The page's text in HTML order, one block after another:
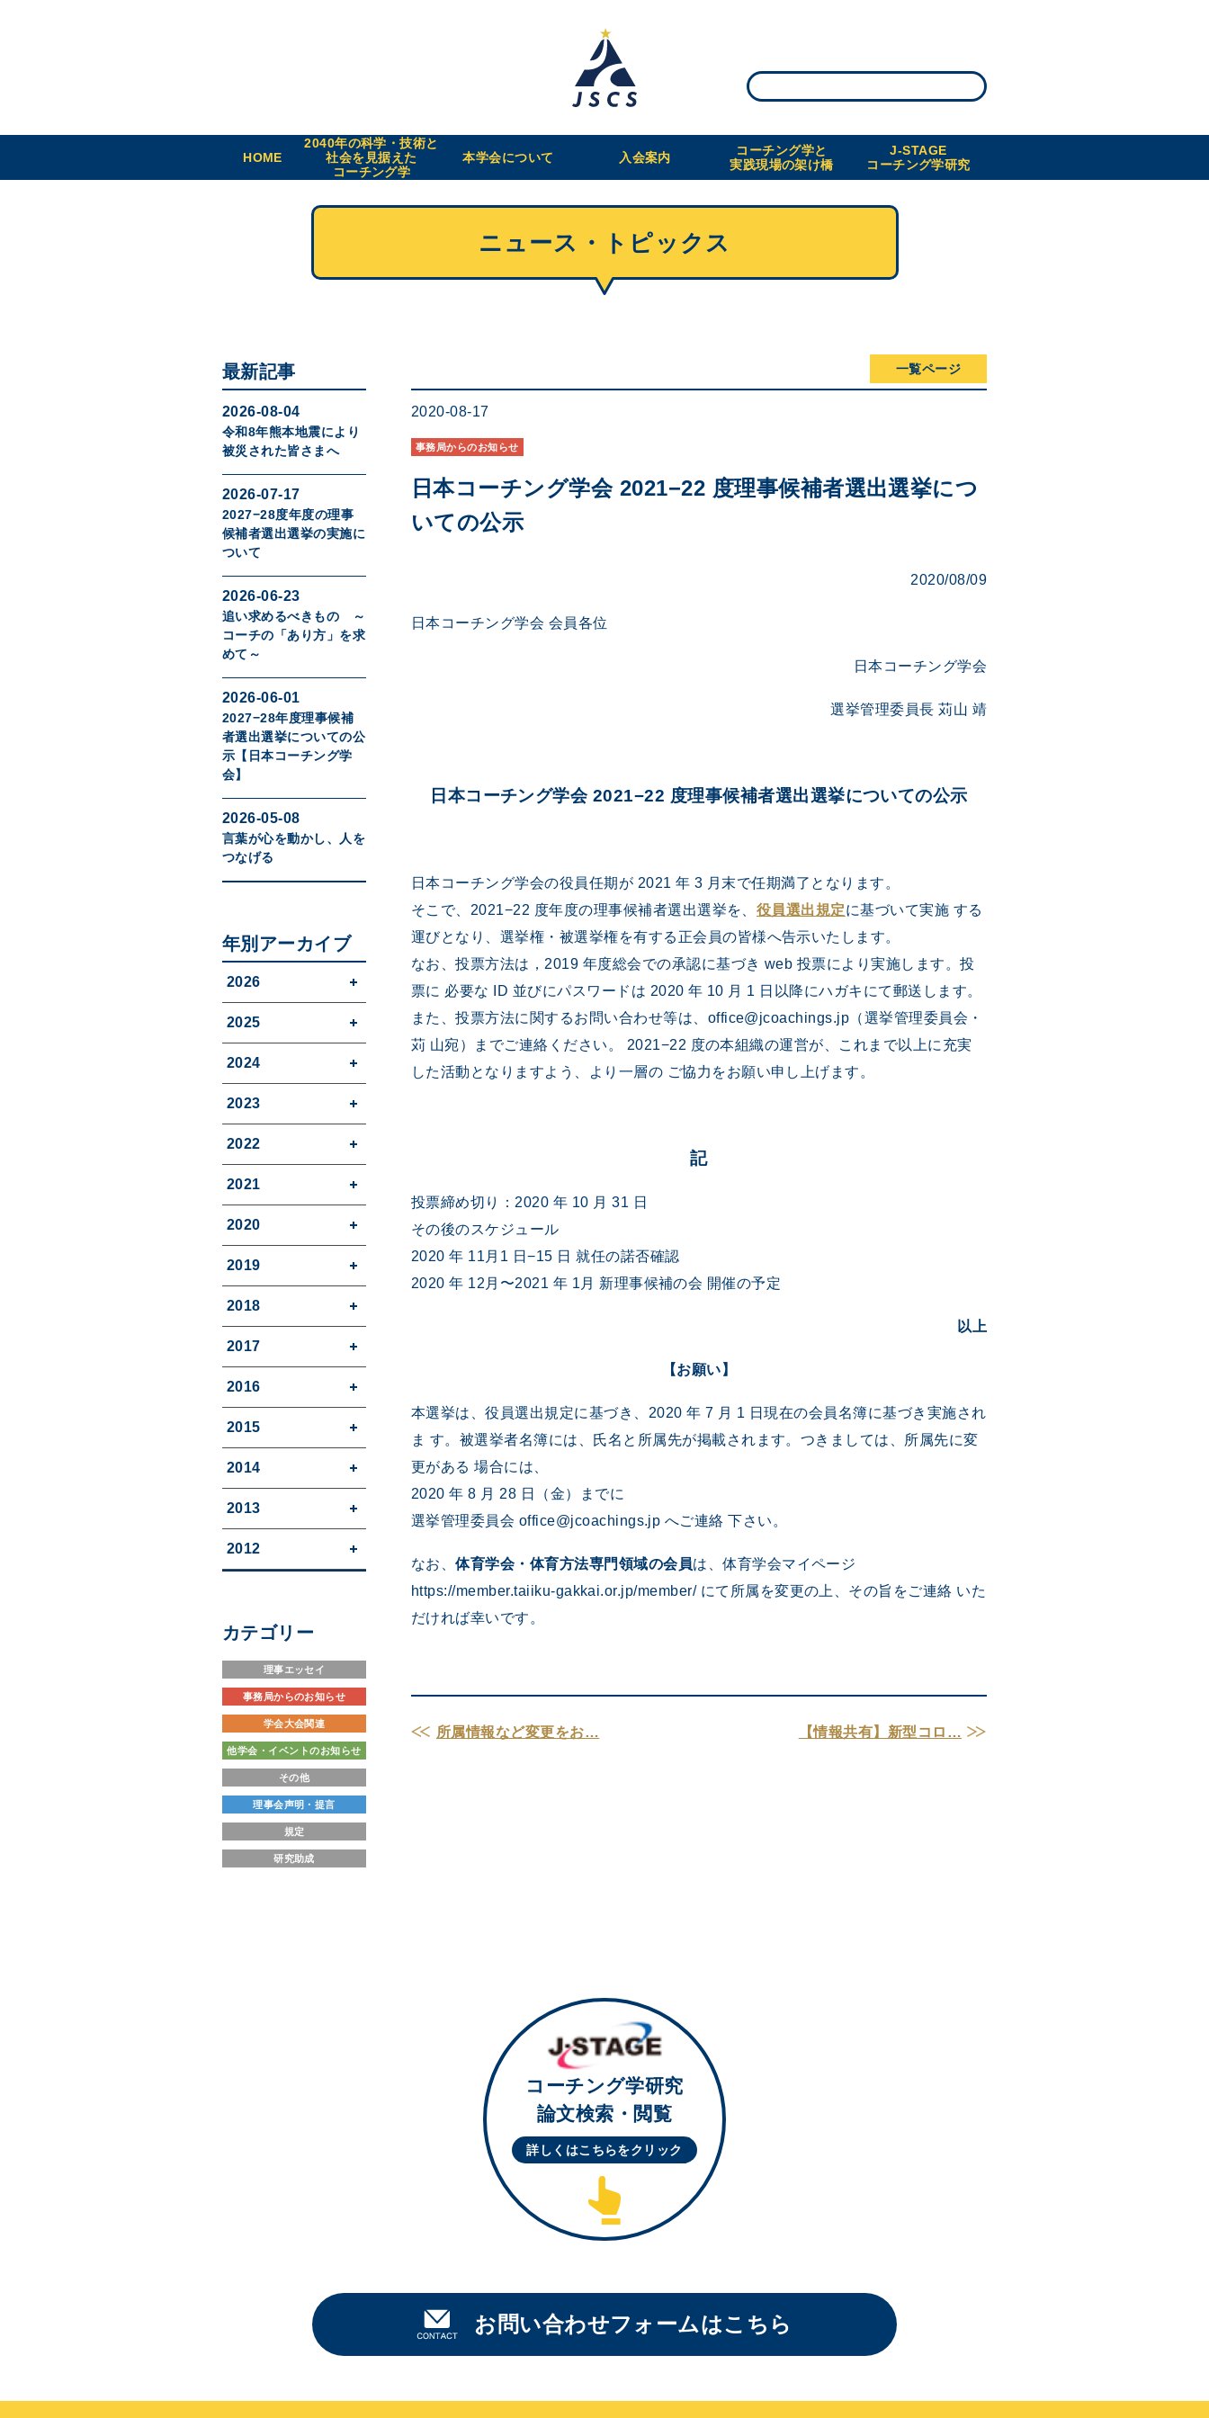
HOME
2040年の科学・技術と
社会を見据えた
コーチング学
本学会について 入会案内
コーチング学と
実践現場の架け橋
J-STAGE
コーチング学研究
ニュース・トピックス
一覧ページ
2020-08-17
事務局からのお知らせ
日本コーチング学会 2021−22 度理事候補者選出選挙につ
いての公示
2020/08/09
日本コーチング学会 会員各位
日本コーチング学会
選挙管理委員長 苅山 靖
日本コーチング学会 2021−22 度理事候補者選出選挙についての公示
日本コーチング学会の役員任期が 2021 年 3 月末で任期満了となります。
そこで、2021−22 度年度の理事候補者選出選挙を、 役員選出規定に基づいて実施 する
運びとなり、選挙権・被選挙権を有する正会員の皆様へ告示いたします。
なお、投票方法は，2019 年度総会での承認に基づき web 投票により実施します。投
票に 必要な ID 並びにパスワードは 2020 年 10 月 1 日以降にハガキにて郵送します。
また、投票方法に関するお問い合わせ等は、office@jcoachings.jp（選挙管理委員会・
苅 山宛）までご連絡ください。 2021−22 度の本組織の運営が、これまで以上に充実
した活動となりますよう、より一層の ご協力をお願い申し上げます。
記
投票締め切り：2020 年 10 月 31 日
その後のスケジュール
2020 年 11⽉1 日−15 ⽇ 就任の諾否確認
2020 年 12⽉〜2021 年 1⽉ 新理事候補の会 開催の予定
以上
【お願い】
本選挙は、役員選出規定に基づき、2020 年 7 月 1 日現在の会員名簿に基づき実施され
ま す。被選挙者名簿には、氏名と所属先が掲載されます。つきましては、所属先に変
更がある 場合には、
2020 年 8 月 28 日（金）までに
選挙管理委員会 office@jcoachings.jp へご連絡 下さい。
なお、体育学会・体育方法専門領域の会員は、体育学会マイページ
https://member.taiiku-gakkai.or.jp/member/ にて所属を変更の上、その旨をご連絡 いた
だければ幸いです。
所属情報など変更をお… 【情報共有】新型コロ…
最新記事
2026-08-04
令和8年熊本地震により
被災された皆さまへ
2026-07-17
2027−28度年度の理事
候補者選出選挙の実施に
ついて
2026-06-23
追い求めるべきもの ～
コーチの「あり方」を求
めて～
2026-06-01
2027−28年度理事候補
者選出選挙についての公
示【日本コーチング学
会】
2026-05-08
言葉が心を動かし、人を
つなげる
年別アーカイブ
2026
2025
2024
2023
2022
2021
2020
2019
2018
2017
2016
2015
2014
2013
2012
カテゴリー
理事エッセイ
事務局からのお知らせ
学会大会関連
他学会・イベントのお知らせ
その他
理事会声明・提言
規定
研究助成
コーチング学研究
論文検索・閲覧
詳しくはこちらをクリック
お問い合わせフォームはこちら